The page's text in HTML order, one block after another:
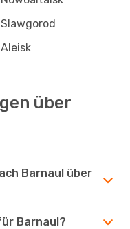
Slawgorod
Aleisk
über
Barnaul über
Barnaul?